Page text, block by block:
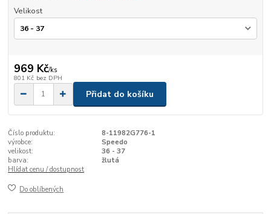
Velikost
969 Kč/ks
801 Kč bez DPH
Přidat do košíku
Číslo produktu:
8-11982G776-1
výrobce:
Speedo
velikost:
36 - 37
barva:
žlutá
Hlídat cenu / dostupnost
Do oblíbených